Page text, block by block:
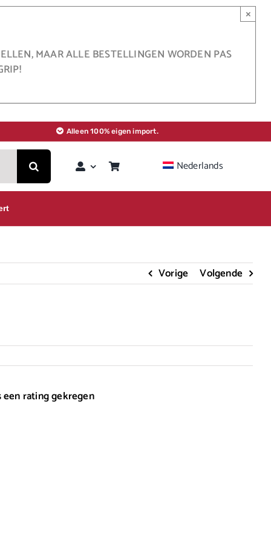
MAAR ALLE BESTELLINGEN WORDEN PAS
×
Alleen 100% eigen import.
Nederlands
Vorige Volgende
een rating gekregen